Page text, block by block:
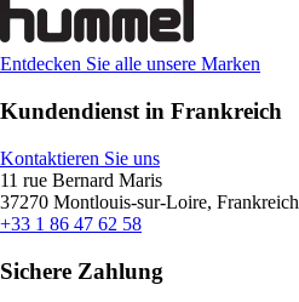
Entdecken Sie alle unsere Marken
Kundendienst in Frankreich
Kontaktieren Sie uns
11 rue Bernard Maris
37270 Montlouis-sur-Loire, Frankreich
+33 1 86 47 62 58
Sichere Zahlung